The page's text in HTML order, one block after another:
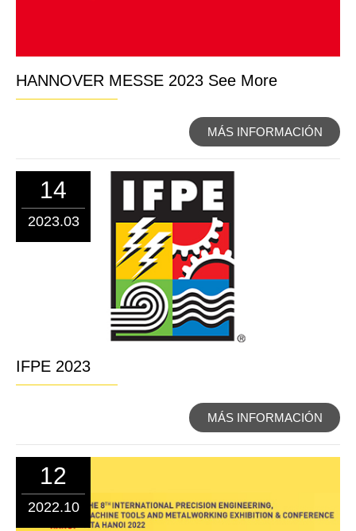
HANNOVER MESSE 2023 See More
MÁS INFORMACIÓN
14
2023.03
IFPE 2023
MÁS INFORMACIÓN
12
2022.10